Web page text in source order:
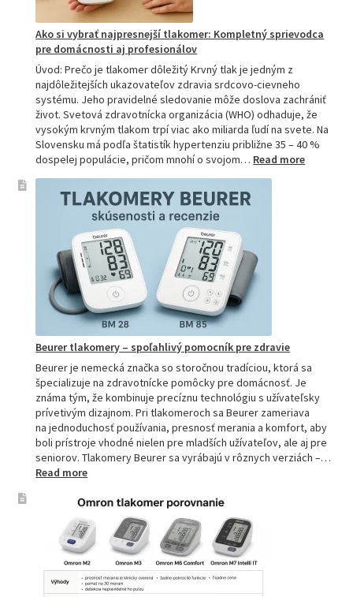
Ako si vybrať najpresnejší tlakomer: Kompletný sprievodca
pre domácnosti aj profesionálov
Úvod: Prečo je tlakomer dôležitý Krvný tlak je jedným z
najdôležitejších ukazovateľov zdravia srdcovo-cievneho
systému. Jeho pravidelné sledovanie môže doslova zachrániť
život. Svetová zdravotnícka organizácia (WHO) odhaduje, že
vysokým krvným tlakom trpí viac ako miliarda ľudí na svete. Na
Slovensku má podľa štatistík hypertenziu približne 35 – 40 %
dospelej populácie, pričom mnohí o svojom… Read more:
Beurer tlakomery – spoľahlivý pomocník pre zdravie
Beurer je nemecká značka so storočnou tradíciou, ktorá sa
špecializuje na zdravotnícke pomôcky pre domácnosť. Je
známa tým, že kombinuje precíznu technológiu s užívateľsky
prívetivým dizajnom. Pri tlakomeroch sa Beurer zameriava
na jednoduchosť používania, presnosť merania a komfort, aby
boli prístroje vhodné nielen pre mladších užívateľov, ale aj pre
seniorov. Tlakomery Beurer sa vyrábajú v rôznych verziách –…
Read more:
tlakomery
spoľahlivý
pomocník
pre
zdravie